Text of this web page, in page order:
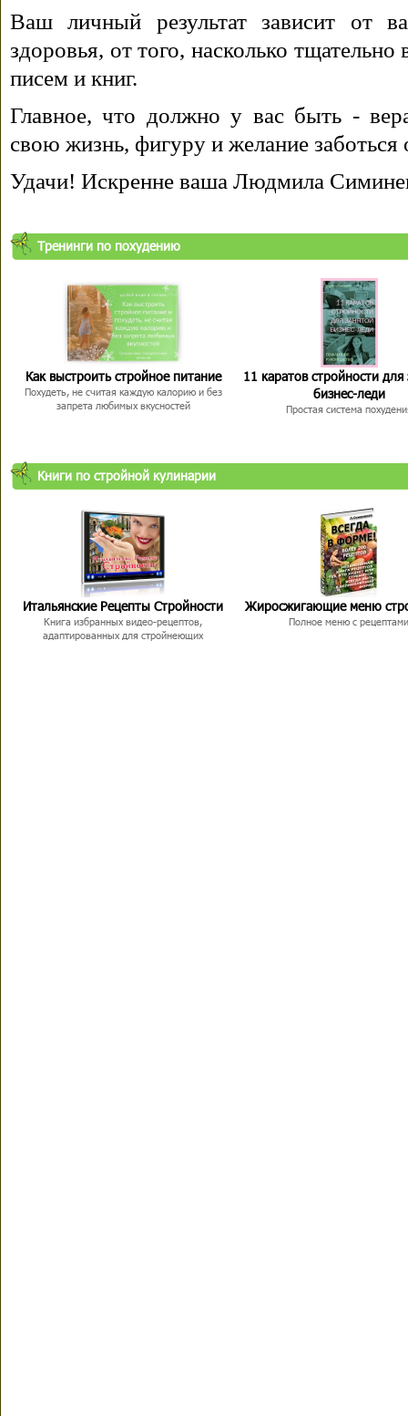
Ваш личный результат зависит от
здоровья, от того, насколько
писем и книг.
Главное, что должно у вас быть -
свою жизнь, фигуру и желание заботься
Удачи! Искренне ваша Людмила
Тренинги по похудению
Как выстроить стройное питание
Похудеть, не считая каждую калорию и без
запрета любимых вкусностей
11 каратов стройности для
бизнес-леди
Простая система
Книги по стройной кулинарии
Итальянские Рецепты Стройности
Книга избранных видео-рецептов,
адаптированных для стройнеющих
Жиросжигающие меню
Полное меню с рецептами